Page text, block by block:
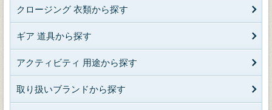
クロージング 衣類から探す
ギア 道具から探す
アクティビティ 用途から探す
取り扱いブランドから探す